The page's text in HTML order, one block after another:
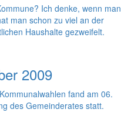
Ich denke, wenn man
man schon zu viel an der
Haushalte gezweifelt.
2009
fand am 06.
des Gemeinderates statt.